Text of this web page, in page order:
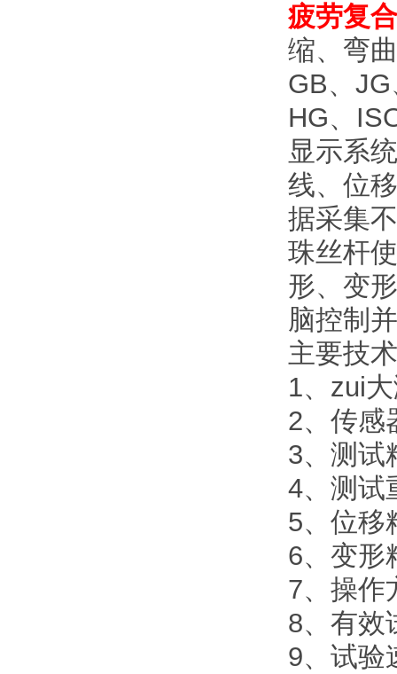
疲劳复
缩、弯
GB、
HG、
显示系
线、位
据采集
珠丝杆
形、变
脑控制
主要技
1、zui
2、传感
3、测试
4、测试
5、位移
6、变形
7、操作
8、有效
9、试验